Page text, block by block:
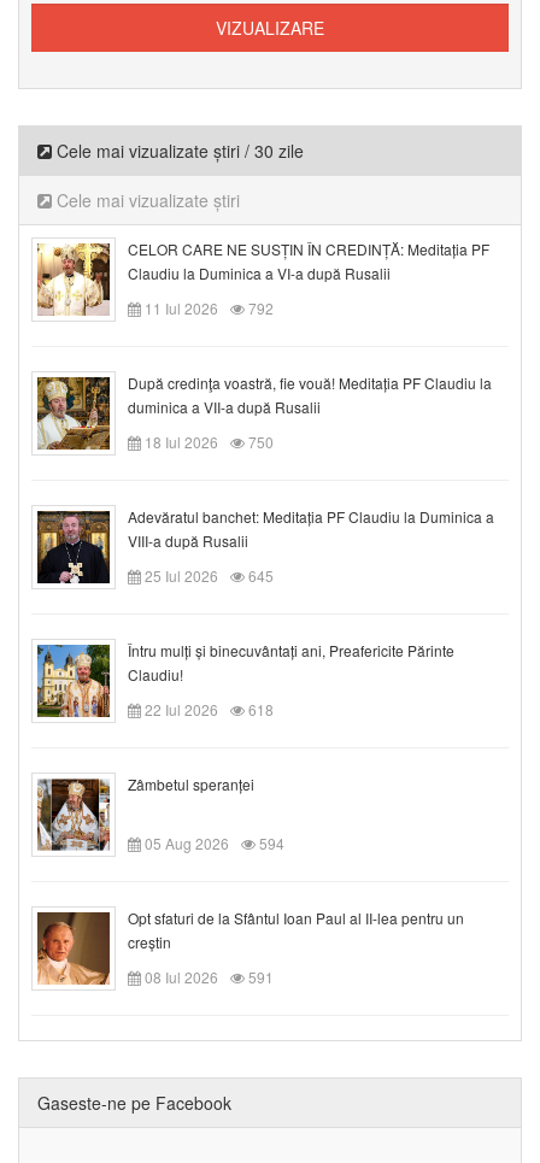
Cele mai vizualizate știri / 30 zile
Cele mai vizualizate știri
CELOR CARE NE SUSȚIN ÎN CREDINȚĂ: Meditația PF
Claudiu la Duminica a VI-a după Rusalii
11 Iul 2026
792
După credinţa voastră, fie vouă! Meditația PF Claudiu la
duminica a VII-a după Rusalii
18 Iul 2026
750
Adevăratul banchet: Meditația PF Claudiu la Duminica a
VIII-a după Rusalii
25 Iul 2026
645
Întru mulți și binecuvântați ani, Preafericite Părinte
Claudiu!
22 Iul 2026
618
Zâmbetul speranței
05 Aug 2026 594
Opt sfaturi de la Sfântul Ioan Paul al II-lea pentru un
creștin
08 Iul 2026
591
Gaseste-ne pe Facebook